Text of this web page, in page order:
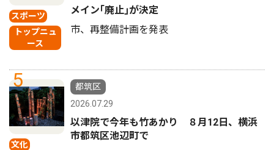
スポーツ
トップニュ
ース
メイン｢廃止｣が決定
市、再整備計画を発表
5
文化
都筑区
2026.07.29
以津院で今年も竹あかり ８月12日、横浜
市都筑区池辺町で